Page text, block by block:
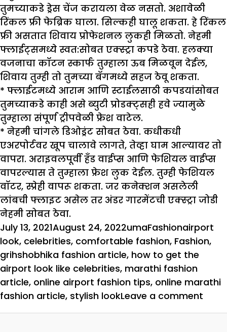
तुमच्याकडे ड्रेस चेंज करायला वेळ नसतो. अशावेळी
रिंकल फ्री फेब्रिक घाला. सिल्कही घालू शकता. हे रिंकल
फ्री असतात शिवाय प्रोफेशनल लुकही मिळतो. नेहमी
फ्लाईट्समध्ये स्वत:सोबत एक्स्ट्रा कपडे ठेवा. हलक्या
वजनाचा कॉटन स्कार्फ तुम्हाला ऊब मिळवून देईल,
शिवाय तुम्ही तो तुमच्या बॅगमध्ये सहज ठेवू शकता.
* फ्लाईटमध्ये आराम आणि स्टाईलसाठी कपडयांसोबत
तुमच्याकडे काही असे ब्युटी प्रोडक्ट्सही हवे ज्यामुळे
तुम्हाला संपूर्ण ट्रीपवेळी फ्रेश वाटेल.
* नेहमी चांगले डिओड्रंट सोबत ठेवा. कधीकधी
एअरपोर्टवर खूप चालावे लागते, तेव्हा घाम आल्यावर तो
वापरा. अराइवलपूर्वी हँड वाईप्स आणि फेशियल वाईप्स
वापरल्यास ते तुम्हाला फ्रेश लुक देईल. तुम्ही फेशियल
वॉटर, स्प्रेही वापरू शकता. जर कनेक्शन असलेली
लांबची फ्लाइट असेल तर अंडर गारमेंटची एक्स्ट्रा जोडी
नेहमी सोबत ठेवा.
Posted
on
July 13, 2021August 24, 2022Author
umaCategories
FashionTags
airport
look, celebrities, comfortable fashion, Fashion,
grihshobhika fashion article, how to get the
airport look like celebrities, marathi fashion
article, online airport fashion tips, online marathi
fashion article, stylish lookLeave a comment